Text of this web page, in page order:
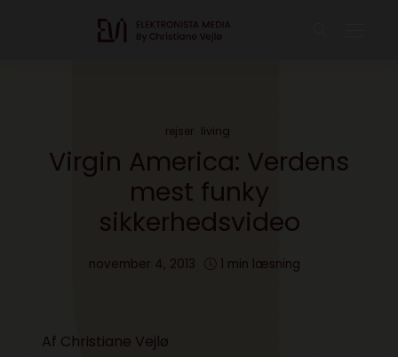
rejser living
Virgin America: Verdens
mest funky
sikkerhedsvideo
november 4, 2013 1 min læsning
Af Christiane Vejlø